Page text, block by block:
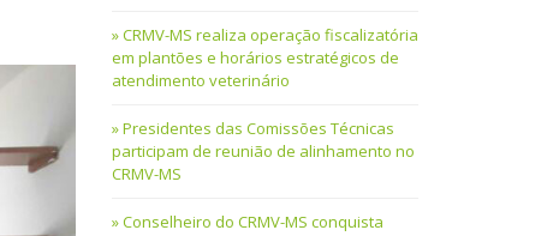
CRMV-MS realiza operação fiscalizatória
em plantões e horários estratégicos de
atendimento veterinário
Presidentes das Comissões Técnicas
participam de reunião de alinhamento no
CRMV-MS
Conselheiro do CRMV-MS conquista